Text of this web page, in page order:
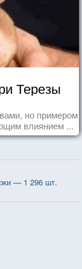
Терезы
но примером
влиянием ...
— 1 296 шт.